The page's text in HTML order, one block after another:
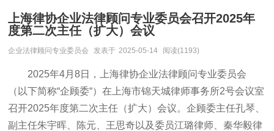
上海律协企业法律顾问专业委员会召开2025年
度第二次主任（扩大）会议
企业法律顾问专业委员会 发表于 2025-05-14 阅读(1193)
2025年4月8日，上海律协企业法律顾问专业委员会
（以下简称“企顾委“）在上海市锦天城律师事务所2号会议室
召开2025年度第二次主任（扩大）会议。企顾委主任孔琴、
副主任朱宇晖、陈元、王思奇以及委员江璐律师、秦华毅律